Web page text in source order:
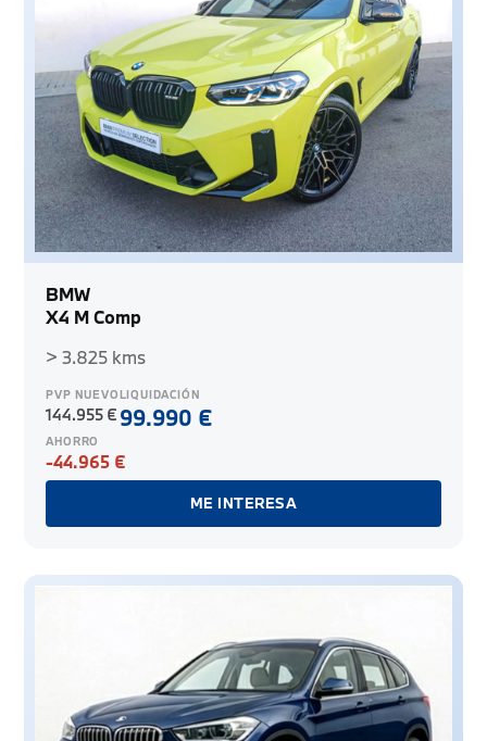
BMW
X4 M Comp
> 3.825 kms
PVP NUEVO
144.955 €
LIQUIDACIÓN
99.990 €
AHORRO
-44.965 €
ME INTERESA